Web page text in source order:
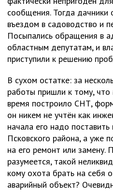
сообщения. Тогда
въездом в садоводство и
Посыпались обращения в
областным депутатам, и
приступили к решению
В сухом остатке: за
работы пришли к тому, что
время построило СНТ,
он никем не учтён как
начала его надо
Псковского района, а уже
на его ремонт или замену.
разумеется, такой
кому охота брать на себя
аварийный объект?